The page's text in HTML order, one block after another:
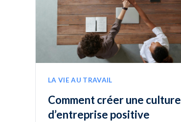
LA VIE AU TRAVAIL
Comment créer une culture
d’entreprise positive